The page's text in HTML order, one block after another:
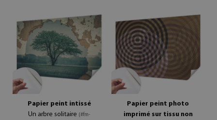
Papier peint intissé
Un arbre solitaire (#fm-
Papier peint photo
imprimé sur tissu non